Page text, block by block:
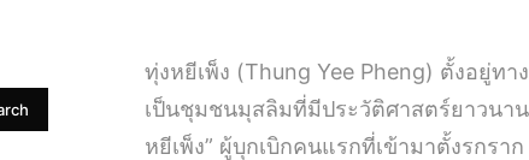
ทุ่งหยีเพ็ง (Thung Yee Pheng) ตั้งอยู่ท
เป็นชุมชนมุสลิมที่มีประวัติศาสตร์ยาวนา
หยีเพ็ง” ผู้บุกเบิกคนแรกที่เข้ามาตั้งรกร